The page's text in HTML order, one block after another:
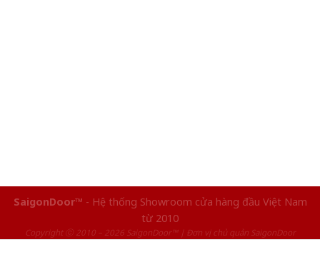
SaigonDoor™ - Hệ thống Showroom cửa hàng đầu Việt Nam
từ 2010
Copyright ⓒ 2010 – 2026 SaigonDoor™ | Đơn vị chủ quản SaigonDoor